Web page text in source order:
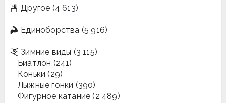
Другое (4 613)
Единоборства (5 916)
Зимние виды (3 115)
Биатлон (241)
Коньки (29)
Лыжные гонки (390)
Фигурное катание (2 489)